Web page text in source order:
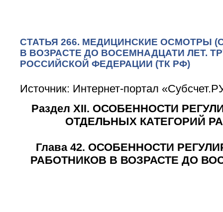
СТАТЬЯ 266. МЕДИЦИНСКИЕ ОСМОТРЫ
В ВОЗРАСТЕ ДО ВОСЕМНАДЦАТИ ЛЕТ.
РОССИЙСКОЙ ФЕДЕРАЦИИ (ТК РФ)
Источник: Интернет-портал
Раздел XII. ОСОБЕННОСТИ
ОТДЕЛЬНЫХ КАТЕГОРИЙ
Глава 42. ОСОБЕННОСТИ
РАБОТНИКОВ В ВОЗРАСТЕ ДО